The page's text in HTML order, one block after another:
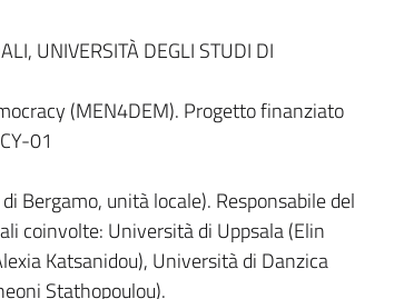
UNIVERSITÀ DEGLI STUDI DI
(MEN4DEM). Progetto finanziato
01
Bergamo, unità locale). Responsabile del
coinvolte: Università di Uppsala (Elin
Katsanidou), Università di Danzica
Stathopoulou).